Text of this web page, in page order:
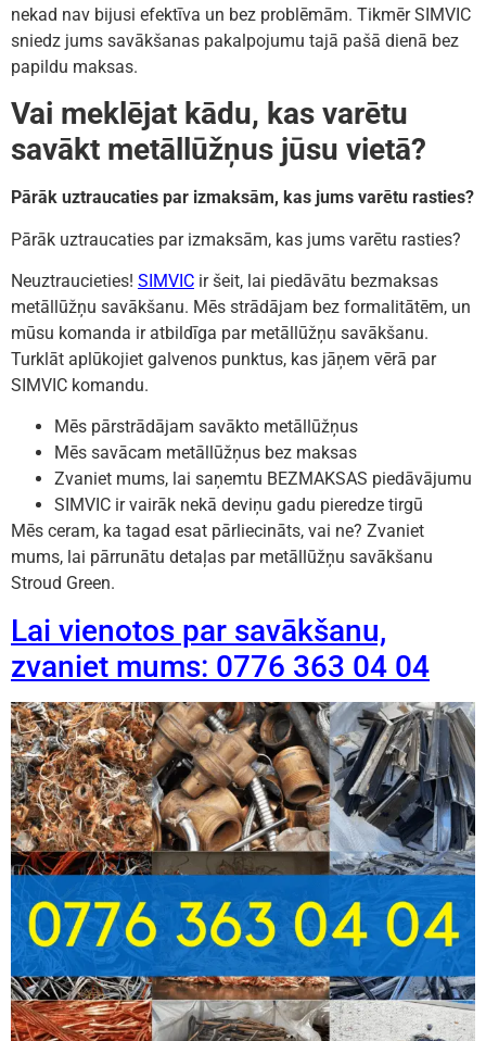
nekad nav bijusi efektīva un bez problēmām. Tikmēr SIMVIC
sniedz jums savākšanas pakalpojumu tajā pašā dienā bez
papildu maksas.
Vai meklējat kādu, kas varētu
savākt metāllūžņus jūsu vietā?
Pārāk uztraucaties par izmaksām, kas jums varētu rasties?
Pārāk uztraucaties par izmaksām, kas jums varētu rasties?
Neuztraucieties! SIMVIC ir šeit, lai piedāvātu bezmaksas
metāllūžņu savākšanu. Mēs strādājam bez formalitātēm, un
mūsu komanda ir atbildīga par metāllūžņu savākšanu.
Turklāt aplūkojiet galvenos punktus, kas jāņem vērā par
SIMVIC komandu.
Mēs pārstrādājam savākto metāllūžņus
Mēs savācam metāllūžņus bez maksas
Zvaniet mums, lai saņemtu BEZMAKSAS piedāvājumu
SIMVIC ir vairāk nekā deviņu gadu pieredze tirgū
Mēs ceram, ka tagad esat pārliecināts, vai ne? Zvaniet
mums, lai pārrunātu detaļas par metāllūžņu savākšanu
Stroud Green.
Lai vienotos par savākšanu,
zvaniet mums: 0776 363 04 04